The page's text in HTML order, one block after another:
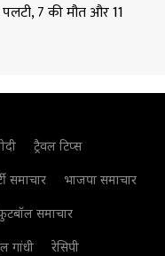
7 की मौत और 11
ट्रैवल टिप्स
समाचार
भाजपा समाचार
समाचार
गांधी
रेसिपी